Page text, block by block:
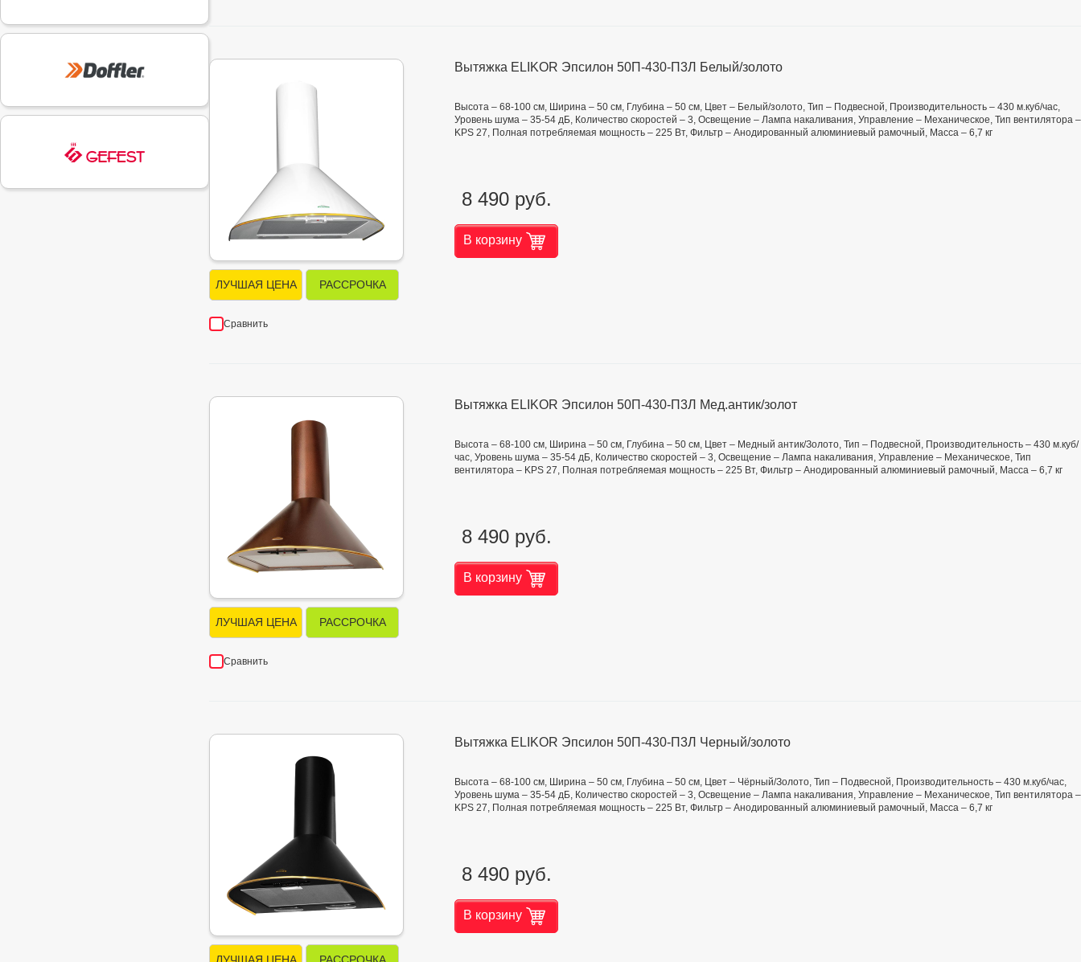
ЛУЧШАЯ ЦЕНА РАССРОЧКА
Сравнить
Вытяжка ELIKOR Эпсилон 50П-430-П3Л Белый/золото
Высота – 68-100 см, Ширина – 50 см, Глубина – 50 см, Цвет – Белый/золото, Тип – Подвесной, Производительность – 430 м.куб/час,
Уровень шума – 35-54 дБ, Количество скоростей – 3, Освещение – Лампа накаливания, Управление – Механическое, Тип вентилятора –
KPS 27, Полная потребляемая мощность – 225 Вт, Фильтр – Анодированный алюминиевый рамочный, Масса – 6,7 кг
8 490 руб.
В корзину
ЛУЧШАЯ ЦЕНА РАССРОЧКА
Сравнить
Вытяжка ELIKOR Эпсилон 50П-430-П3Л Мед.антик/золот
Высота – 68-100 см, Ширина – 50 см, Глубина – 50 см, Цвет – Медный антик/Золото, Тип – Подвесной, Производительность – 430 м.куб/
час, Уровень шума – 35-54 дБ, Количество скоростей – 3, Освещение – Лампа накаливания, Управление – Механическое, Тип
вентилятора – KPS 27, Полная потребляемая мощность – 225 Вт, Фильтр – Анодированный алюминиевый рамочный, Масса – 6,7 кг
8 490 руб.
В корзину
Вытяжка ELIKOR Эпсилон 50П-430-П3Л Черный/золото
Высота – 68-100 см, Ширина – 50 см, Глубина – 50 см, Цвет – Чёрный/Золото, Тип – Подвесной, Производительность – 430 м.куб/час,
Уровень шума – 35-54 дБ, Количество скоростей – 3, Освещение – Лампа накаливания, Управление – Механическое, Тип вентилятора –
KPS 27, Полная потребляемая мощность – 225 Вт, Фильтр – Анодированный алюминиевый рамочный, Масса – 6,7 кг
8 490 руб.
В корзину